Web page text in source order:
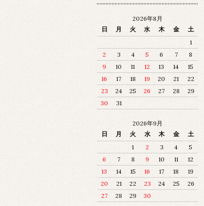
2026年8月
日
月 火 水 木 金
土
1
2
3 4 5 6 7
8
9
10 11 12 13 14
15
16
17 18 19 20 21
22
23
24 25 26 27 28
29
30
31
2026年9月
日
月 火 水 木 金
土
1
2 3 4
5
6
7 8 9 10 11
12
13
14 15 16 17 18
19
20
21 22 23 24 25
26
27
28 29 30